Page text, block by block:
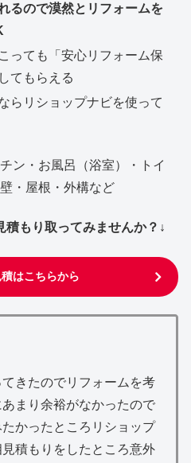
るので漠然とリフォームを
っても「安心リフォーム保
てもらえる
らリショップナビを使って
ン・お風呂（浴室）・トイ
・屋根・外構など
積もり取ってみませんか？↓
はこちらから
きたのでリフォームを考
まり余裕がなかったので
かったところリショップ
積もりをしたところ意外